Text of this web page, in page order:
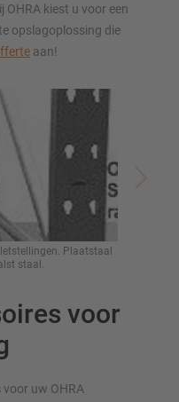
kiest u voor een
opslagoplossing die
aan!
Plaatstaal
staal.
voor
uw OHRA